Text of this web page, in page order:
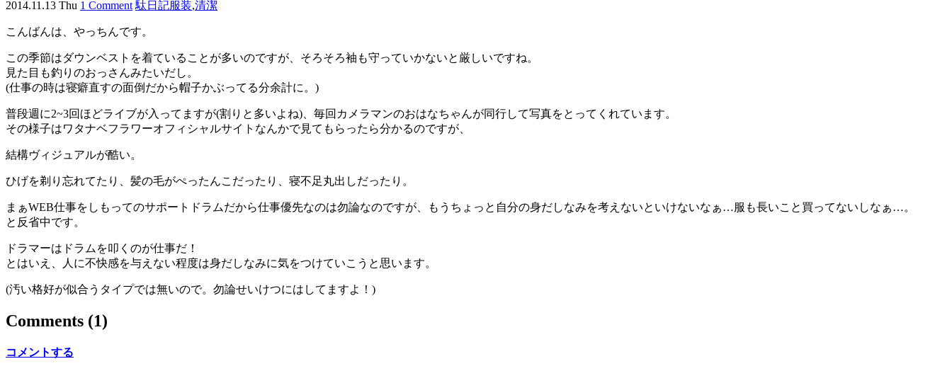
2014.11.13 Thu 1 Comment 駄日記服装,清潔
こんばんは、やっちんです。
この季節はダウンベストを着ていることが多いのですが、そろそろ袖も守っていかないと厳しいですね。
見た目も釣りのおっさんみたいだし。
(仕事の時は寝癖直すの面倒だから帽子かぶってる分余計に。)
普段週に2~3回ほどライブが入ってますが(割りと多いよね)、毎回カメラマンのおはなちゃんが同行して写真をとってくれています。
その様子はワタナベフラワーオフィシャルサイトなんかで見てもらったら分かるのですが、
結構ヴィジュアルが酷い。
ひげを剃り忘れてたり、髪の毛がぺったんこだったり、寝不足丸出しだったり。
まぁWEB仕事をしもってのサポートドラムだから仕事優先なのは勿論なのですが、もうちょっと自分の身だしなみを考えないといけないなぁ…服も長いこと買ってないしなぁ…。
と反省中です。
ドラマーはドラムを叩くのが仕事だ！
とはいえ、人に不快感を与えない程度は身だしなみに気をつけていこうと思います。
(汚い格好が似合うタイプでは無いので。勿論せいけつにはしてますよ！)
Comments (1)
コメントする